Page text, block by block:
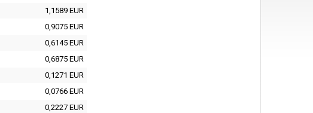
1,1589 EUR
0,9075 EUR
0,6145 EUR
0,6875 EUR
0,1271 EUR
0,0766 EUR
0,2227 EUR